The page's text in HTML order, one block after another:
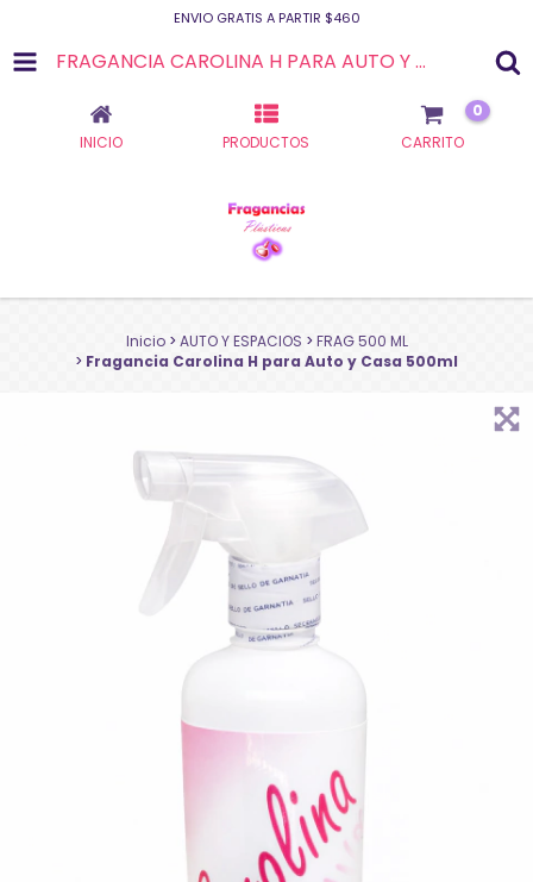
ENVIO GRATIS A PARTIR $460
FRAGANCIA CAROLINA H PARA AUTO Y CASA 500ML
INICIO PRODUCTOS CARRITO
0
Inicio > AUTO Y ESPACIOS > FRAG 500 ML
> Fragancia Carolina H para Auto y Casa 500ml